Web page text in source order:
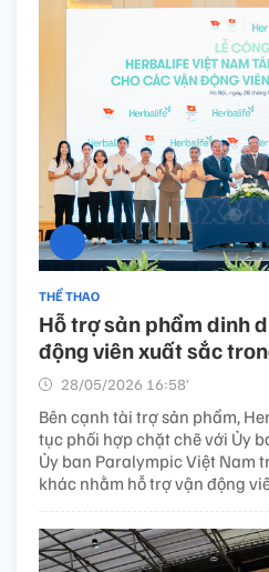
THỂ THAO
Hỗ trợ sản phẩm dinh
động viên xuất sắc
28/05/2026 16:58’
Bên cạnh tài trợ sản phẩm,
tục phối hợp chặt chẽ với Ủy
Ủy ban Paralympic Việt Nam
khác nhằm hỗ trợ vận động